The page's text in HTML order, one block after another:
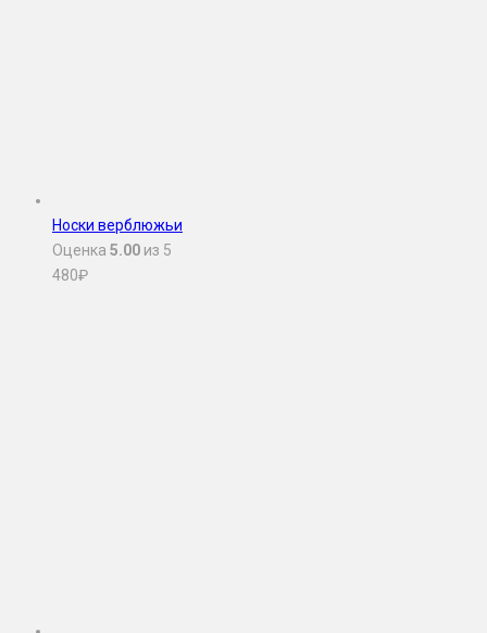
Носки верблюжьи
Оценка 5.00 из 5
480₽